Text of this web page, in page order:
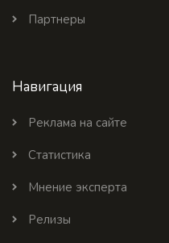
Партнеры
Навигация
Реклама на сайте
Статистика
Мнение эксперта
Релизы